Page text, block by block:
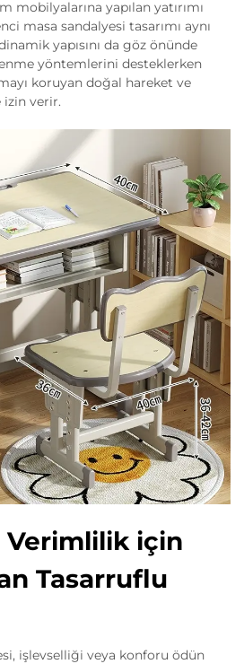
yapılan yatırımı
masa sandalyesi tasarımı aynı
yapısını da göz önünde
yöntemlerini desteklerken
koruyan doğal hareket ve
verir.
Verimlilik için
Tasarruflu
işlevselliği veya konforu ödün